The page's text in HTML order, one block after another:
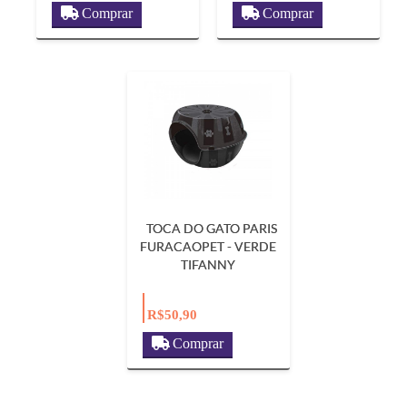
Comprar
Comprar
TOCA DO GATO PARIS
FURACAOPET - VERDE
TIFANNY
R$50,90
Comprar